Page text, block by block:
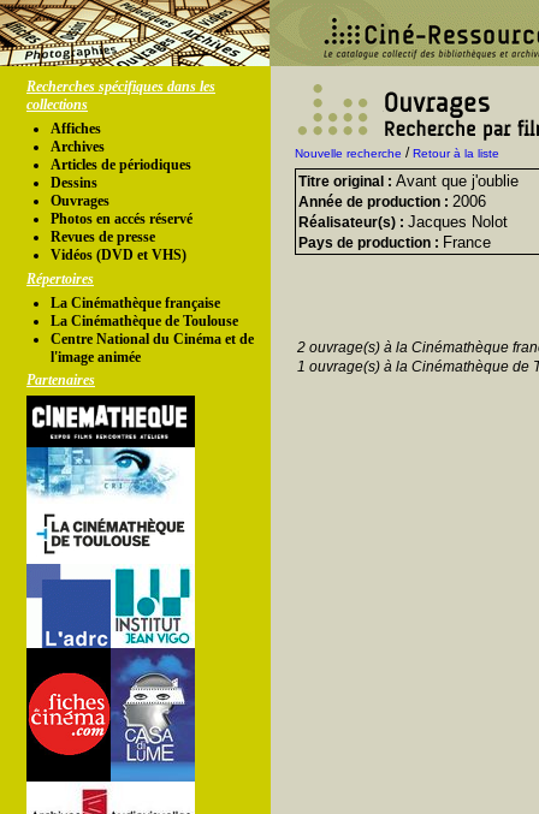
Recherches spécifiques dans les
collections
Affiches
Archives
Articles de périodiques
Dessins
Ouvrages
Photos en accés réservé
Revues de presse
Vidéos (DVD et VHS)
Répertoires
La Cinémathèque française
La Cinémathèque de Toulouse
Centre National du Cinéma et de
l'image animée
Partenaires
Nouvelle recherche /Retour à la liste
Titre original : Avant que j'oublie
Année de production : 2006
Réalisateur(s) : Jacques Nolot
Pays de production : France
2 ouvrage(s) à la Cinémathèque
1 ouvrage(s) à la Cinémathèque de